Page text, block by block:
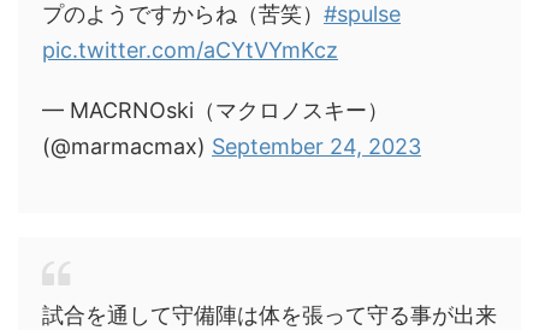
プのようですからね（苦笑） #spulse
pic.twitter.com/aCYtVYmKcz
— MACRNOski（マクロノスキー）
(@marmacmax) September 24, 2023
試合を通して守備陣は体を張って守る事が出来